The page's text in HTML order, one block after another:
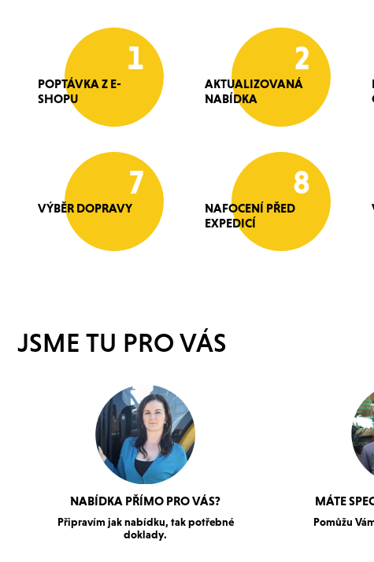
1
POPTÁVKA Z E-
SHOPU
2
AKTUALIZOVANÁ
NABÍDKA
7
VÝBĚR DOPRAVY
8
NAFOCENÍ PŘED
EXPEDICÍ
JSME TU PRO VÁS
NABÍDKA PŘÍMO PRO VÁS?
Připravím jak nabídku, tak potřebné
doklady.
MÁTE
Pomůžu